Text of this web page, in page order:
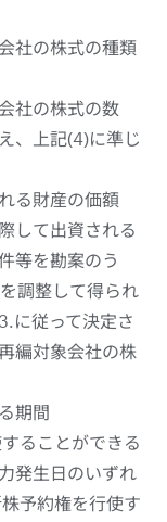
社の株式の種類
社の株式の数
、上記(4)に準じ
る財産の価額
して出資される
等を勘案のう
調整して得られ
に従って決定さ
編対象会社の株
期間
ることができる
発生日のいずれ
予約権を行使す